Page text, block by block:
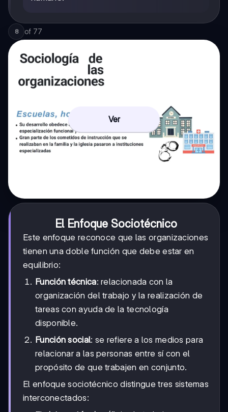
8 of 77
Ver
El Enfoque Sociotécnico
Este enfoque reconoce que las organizaciones
tienen una doble función que debe estar en
equilibrio:
Función técnica: relacionada con la
organización del trabajo y la realización de
tareas con ayuda de la tecnología
disponible.
Función social: se refiere a los medios para
relacionar a las personas entre sí con el
propósito de que trabajen en conjunto.
El enfoque sociotécnico distingue tres sistemas
interconectados: